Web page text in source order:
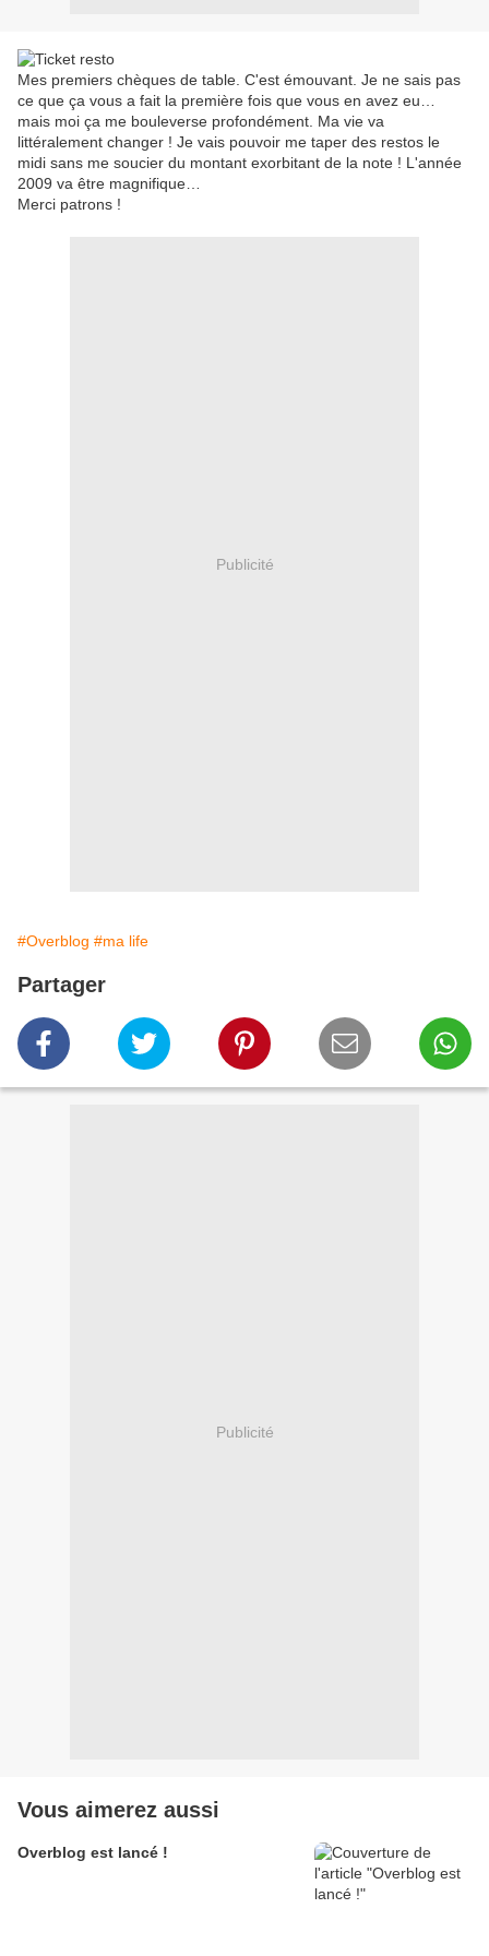
Mes premiers chèques de table. C'est émouvant. Je ne sais pas
ce que ça vous a fait la première fois que vous en avez eu…
mais moi ça me bouleverse profondément. Ma vie va
littéralement changer ! Je vais pouvoir me taper des restos le
midi sans me soucier du montant exorbitant de la note ! L'année
2009 va être magnifique…
Merci patrons !
Publicité
#Overblog #ma life
Partager
Publicité
Vous aimerez aussi
Overblog est lancé !